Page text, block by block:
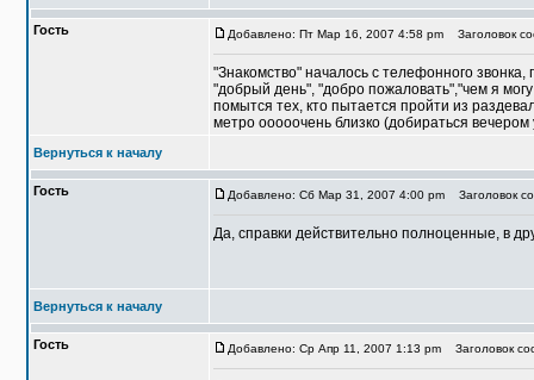
Гость Добавлено: Пт Мар 16, 2007 4:58 pm Заголовок
"Знакомство" началось с телефонного
"добрый день", "добро пожаловать","чем я
помытся тех, кто пытается пройти из
метро ооооочень близко (добираться
Вернуться к началу
Гость Добавлено: Сб Мар 31, 2007 4:00 pm Заголовок
Да, справки действительно полноценные, в
Вернуться к началу
Гость Добавлено: Ср Апр 11, 2007 1:13 pm Заголовок